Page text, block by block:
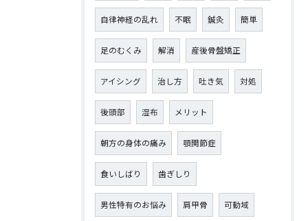
自律神経の乱れ 不眠 鍼灸 簡単
足のむくみ 解消 産後骨盤矯正
アイシング 治し方 吐き気 対処
後頭部 湿布 メリット
朝方の身体の痛み 顎関節症
食いしばり 歯ぎしり
男性特有のお悩み 肩甲骨 可動域